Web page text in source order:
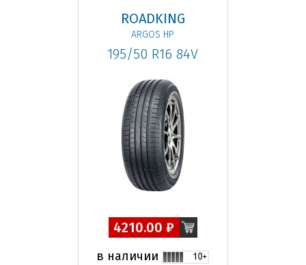
ROADKING
ARGOS HP
195/50 R16 84V
4210.00 ₽
в наличии